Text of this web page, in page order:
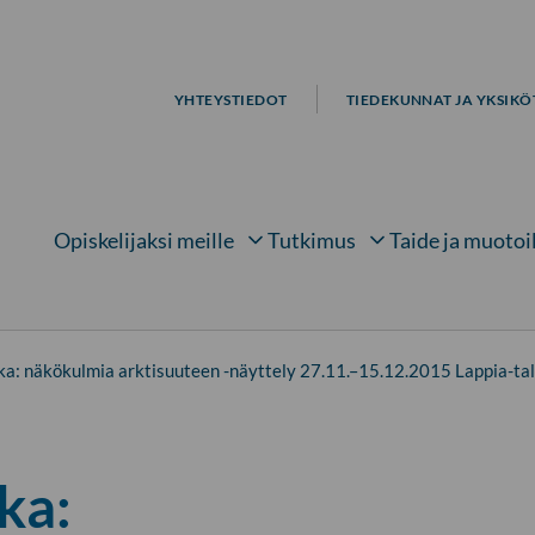
YHTEYSTIEDOT TIEDEKUNNAT JA
Avaa alavalikko kohteelle
Opiskelijaksi meille
Avaa alavalikko
Tutkimus Taide ja
näkökulmia arktisuuteen -näyttely 27.11.–15.12.2015 Lappia-